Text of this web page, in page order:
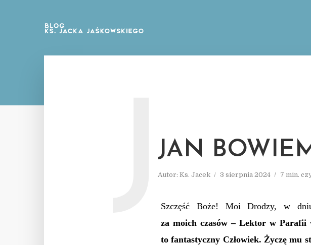
JAN
Autor: Ks. Jacek 3 sierpnia 2024 7 min.
JSzczęść Boże! Moi Drodzy, w
za moich czasów – Lektor w Parafii
to fantastyczny Człowiek. Życzę mu